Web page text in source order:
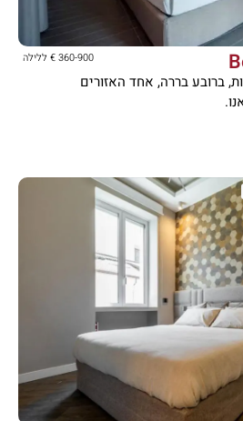
360-900 € ללילה
ברובע בררה, אחד האזורים